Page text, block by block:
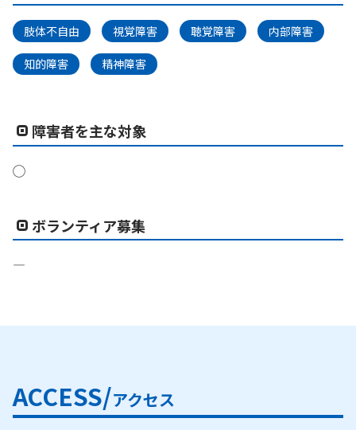
肢体不自由 視覚障害 聴覚障害 内部障害
知的障害 精神障害
障害者を主な対象
◯
ボランティア募集
―
ACCESS/アクセス